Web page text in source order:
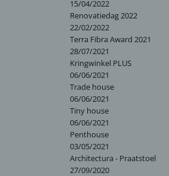
15/04/2022
Renovatiedag 2022
22/02/2022
Terra Fibra Award 2021
28/07/2021
Kringwinkel PLUS
06/06/2021
Trade house
06/06/2021
Tiny house
06/06/2021
Penthouse
03/05/2021
Architectura - Praatstoel
27/09/2020